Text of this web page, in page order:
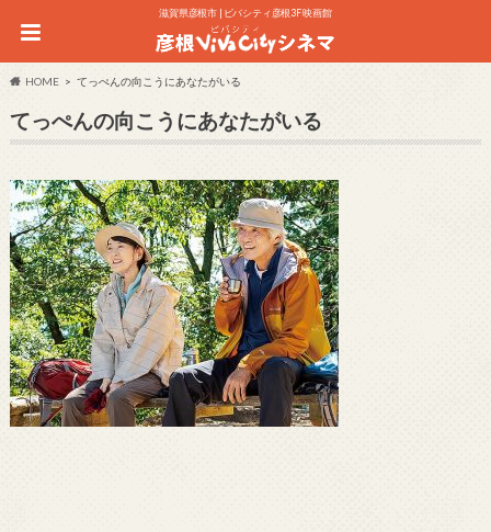
滋賀県彦根市 | ビバシティ彦根3F 映画館
HOME てっぺんの向こうにあなたがいる
てっぺんの向こうにあなたがいる